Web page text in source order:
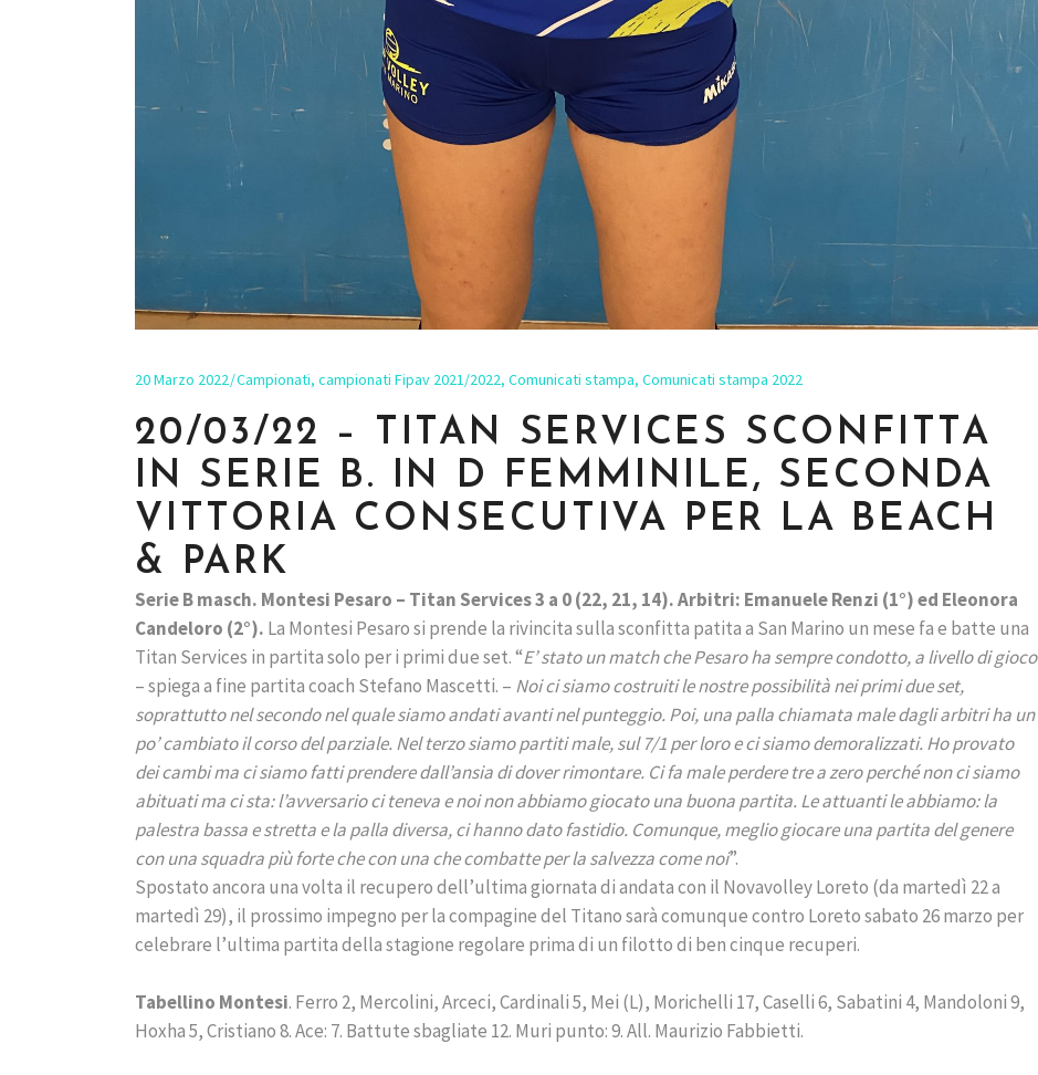
20 Marzo 2022 Campionati, campionati Fipav 2021/2022, Comunicati stampa, Comunicati stampa 2022
20/03/22 – TITAN SERVICES SCONFITTA
IN SERIE B. IN D FEMMINILE, SECONDA
VITTORIA CONSECUTIVA PER LA BEACH
& PARK
Serie B masch. Montesi Pesaro – Titan Services 3 a 0 (22, 21, 14). Arbitri: Emanuele Renzi (1°) ed Eleonora
Candeloro (2°). La Montesi Pesaro si prende la rivincita sulla sconfitta patita a San Marino un mese fa e batte una
Titan Services in partita solo per i primi due set. “E’ stato un match che Pesaro ha sempre condotto, a livello di gioco
– spiega a fine partita coach Stefano Mascetti. – Noi ci siamo costruiti le nostre possibilità nei primi due set,
soprattutto nel secondo nel quale siamo andati avanti nel punteggio. Poi, una palla chiamata male dagli arbitri ha un
po’ cambiato il corso del parziale. Nel terzo siamo partiti male, sul 7/1 per loro e ci siamo demoralizzati. Ho provato
dei cambi ma ci siamo fatti prendere dall’ansia di dover rimontare. Ci fa male perdere tre a zero perché non ci siamo
abituati ma ci sta: l’avversario ci teneva e noi non abbiamo giocato una buona partita. Le attuanti le abbiamo: la
palestra bassa e stretta e la palla diversa, ci hanno dato fastidio. Comunque, meglio giocare una partita del genere
con una squadra più forte che con una che combatte per la salvezza come noi”.
Spostato ancora una volta il recupero dell’ultima giornata di andata con il Novavolley Loreto (da martedì 22 a
martedì 29), il prossimo impegno per la compagine del Titano sarà comunque contro Loreto sabato 26 marzo per
celebrare l’ultima partita della stagione regolare prima di un filotto di ben cinque recuperi.
Tabellino Montesi. Ferro 2, Mercolini, Arceci, Cardinali 5, Mei (L), Morichelli 17, Caselli 6, Sabatini 4, Mandoloni 9,
Hoxha 5, Cristiano 8. Ace: 7. Battute sbagliate 12. Muri punto: 9. All. Maurizio Fabbietti.